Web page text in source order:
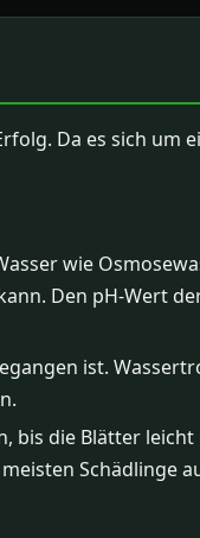
Da es sich um
wie
Den pH-Wert
ist.
bis die Blätter
Schädlinge